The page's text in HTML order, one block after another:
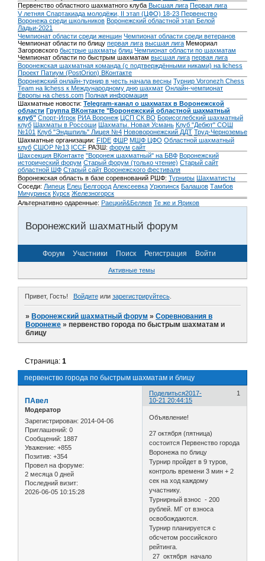
Первенство областного шахматного клуба Высшая лига Первая лига
V летняя Спартакиада молодёжи, II этап (ЦФО) 18-23 Первенство
Воронежа среди школьников Воронежский областной этап Белой
Ладьи-2021
Чемпионат области среди женщин Чемпионат области среди ветеранов
Чемпионат области по блицу первая лига высшая лига Мемориал
Загоровского быстрые шахматы блиц Чемпионат области по шахматам
Чемпионат области по быстрым шахматам высшая лига первая лига
Воронежская шахматная команда (с подтверждёнными никами) на lichess
Проект Патиум (PostOrion) ВКонтакте
Воронежский онлайн-турнир в честь начала весны Турнир Voronezh Chess
Team на lichess к Международному дню шахмат Онлайн-чемпионат
Европы на chess.com Полная информация
Шахматные новости: Telegram-канал о шахматах в Воронежской
области Группа ВКонтакте "Воронежский областной шахматный
клуб" Спорт-Игрок РИА Воронеж ЦСП СК ВО Борисоглебский шахматный
клуб Шахматы в Россоши Шахматы. Новая Усмань Клуб "Дебют" СОШ
№101 Клуб "Эндшпиль" Лицея №4 Нововоронежский ДДТ Труд-Черноземье
Шахматные организации: FIDE ФШР МШФ ЦФО Областной шахматный
клуб СШОР №13 ICCF РАЗШ: форум сайт
Шахсекция ВКонтакте "Воронеж шахматный" на БВФ Воронежский
исторический форум Cтарый форум (только чтение) Старый сайт
областной ШФ Старый сайт Воронежского фестиваля
Воронежская область в базе соревнований РШФ: Турниры Шахматисты
Соседи: Липецк Елец Белгород Алексеевка Урюпинск Балашов Тамбов
Мичуринск Курск Железногорск
Альтернативно одаренные: Раецкий&Беляев Те же и Яриков
Воронежский шахматный форум
Форум Участники Поиск Регистрация Войти
Активные темы
Привет, Гость! Войдитеили зарегистрируйтесь.
»Воронежский шахматный форум »Соревнования в
Воронеже »первенство города по быстрым шахматам и
блицу
первенство города по быстрым шахматам и блицу
Страница:1
Поделиться 1
2017-
10-21 20:44:15
ПАвел
Модератор
Зарегистрирован: 2014-04-06
Приглашений: 0
Сообщений: 1887
Уважение: +855
Позитив: +354
Провел на форуме:
2 месяца 0 дней
Последний визит:
2026-06-05 10:15:28
Объявление!
27 октября (пятница)
состоится Первенство города
Воронежа по блицу
Турнир пройдет в 9 туров,
контроль времени 3 мин + 2
сек на ход каждому
участнику.
Турнирный взнос - 200
рублей. МГ от взноса
освобождаются.
Турнир планируется с
обсчетом российского
рейтинга.
27 октября начало